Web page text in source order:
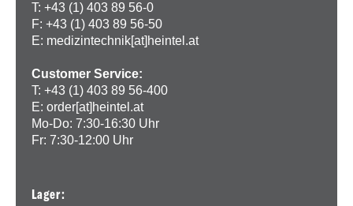
T: +43 (1) 403 89 56-0
F: +43 (1) 403 89 56-50
E: medizintechnik[at]heintel.at
Customer Service:
T: +43 (1) 403 89 56-400
E: order[at]heintel.at
Mo-Do: 7:30-16:30 Uhr
Fr: 7:30-12:00 Uhr
Lager: